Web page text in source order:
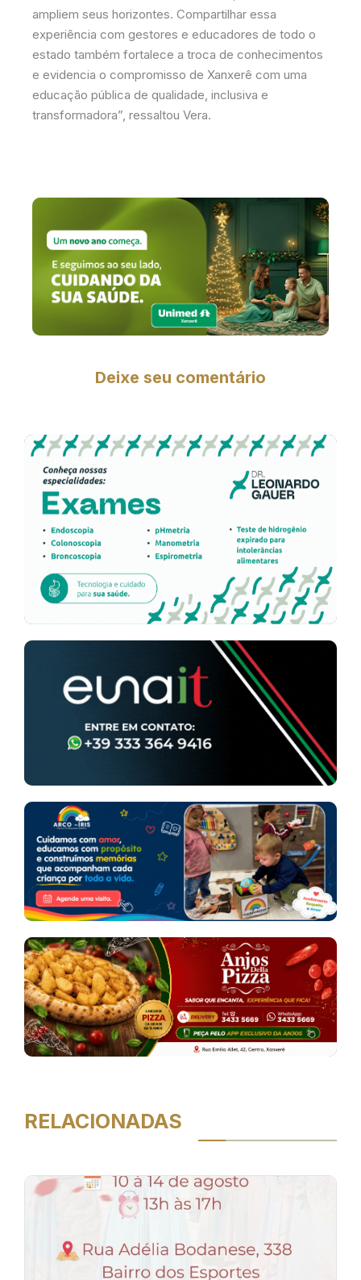
ampliem seus horizontes. Compartilhar essa
experiência com gestores e educadores de todo o
estado também fortalece a troca de conhecimentos
e evidencia o compromisso de Xanxerê com uma
educação pública de qualidade, inclusiva e
transformadora”, ressaltou Vera.
Deixe seu comentário
RELACIONADAS